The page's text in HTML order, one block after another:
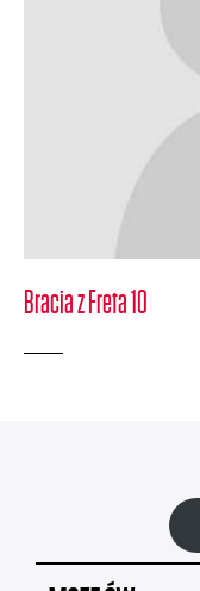
Bracia z Freta 10